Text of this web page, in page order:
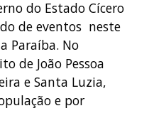
do Estado Cícero
de eventos neste
Paraíba. No
de João Pessoa
e Santa Luzia,
e por